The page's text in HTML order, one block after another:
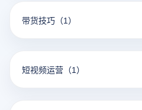
带货技巧 （1）
短视频运营 （1）